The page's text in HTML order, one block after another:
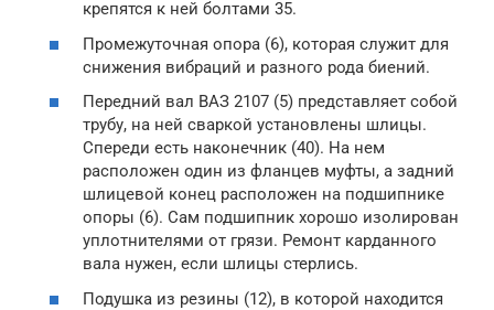
крепятся к ней болтами 35.
Промежуточная опора (6), которая служит для
снижения вибраций и разного рода биений.
Передний вал ВАЗ 2107 (5) представляет собой
трубу, на ней сваркой установлены шлицы.
Спереди есть наконечник (40). На нем
расположен один из фланцев муфты, а задний
шлицевой конец расположен на подшипнике
опоры (6). Сам подшипник хорошо изолирован
уплотнителями от грязи. Ремонт карданного
вала нужен, если шлицы стерлись.
Подушка из резины (12), в которой находится